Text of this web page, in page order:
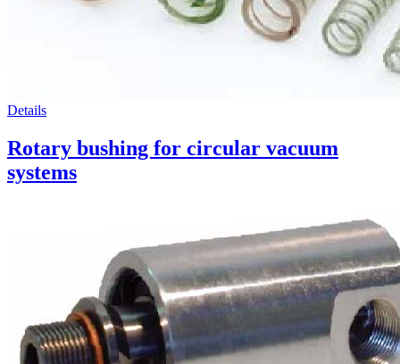
Details
Rotary bushing for circular vacuum
systems